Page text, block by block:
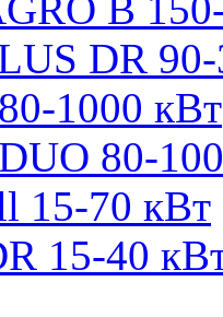
B
DR
1000 кВт
80-
15-70 кВт
15-40